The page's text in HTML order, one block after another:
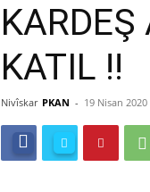
KATIL !!
Nivîskar PKAN - 19 Nisan 2020